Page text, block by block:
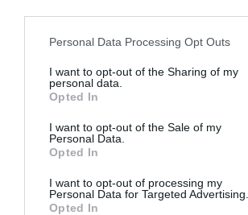
Personal Data Processing Opt Outs
I want to opt-out of the Sharing of my
personal data.
Opted In
I want to opt-out of the Sale of my
Personal Data.
Opted In
I want to opt-out of processing my
Personal Data for Targeted Advertising.
Opted In
Índex
Adidas
Imprimir